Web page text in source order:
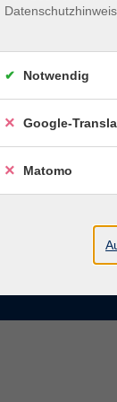
96450 Coburg
info@vhs-
Tel: 09561 8825-
Notwendig
Google-
Matomo